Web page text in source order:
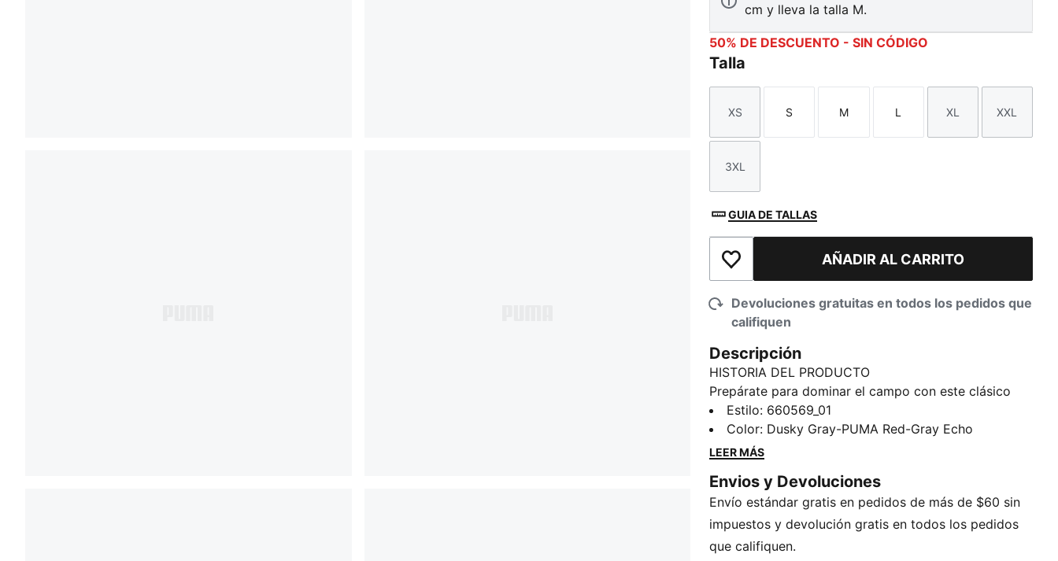
cm y lleva la talla M.
50% DE DESCUENTO - SIN CÓDIGO
Talla
Talla
XS
Talla
S
Talla
M
Talla
L
Talla
XL
Talla
XXL
Talla
3XL
GUIA DE TALLAS
Añadir a la lista de deseosAÑADIR AL CARRITO
Devoluciones gratuitas en todos los pedidos que
califiquen
Descripción
HISTORIA DEL PRODUCTO
Prepárate para dominar el campo con este clásico
modernizado. Las mangas en contraste intenso te
dan energía para jugar, mientras que la tecnología
dryCELL te ayuda a mantenerte concentrado cuando
equipo a la victoria con individualLIGA.
CARACTERÍSTICAS Y BENEFICIOS
Fabricada con material 100 % reciclado, excepto
adornos y decoraciones.
Estilo: 660569_01
Color: Dusky Gray-PUMA Red-Gray Echo
LEER MÁS
Envios y Devoluciones
Envío estándar gratis en pedidos de más de $60 sin
impuestos y devolución gratis en todos los pedidos
que califiquen.